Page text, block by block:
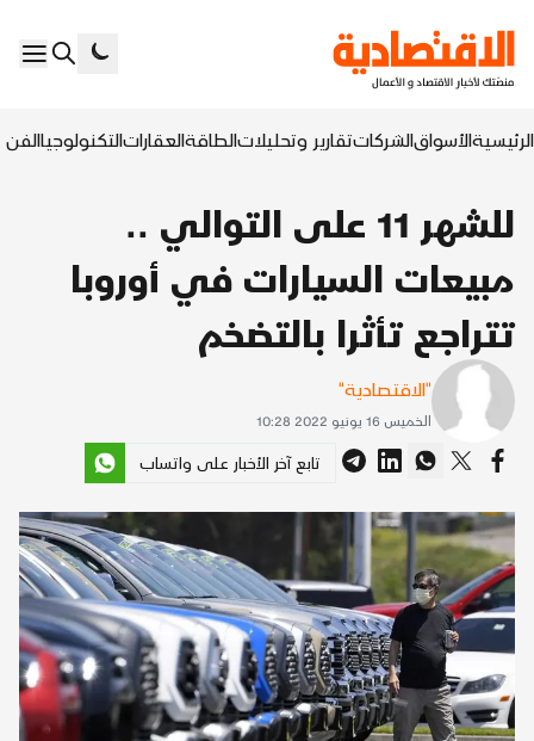
الرئيسيةالأسواقالشركاتتقارير وتحليلاتالطاقةالعقاراتالتكنولوجياالفن
للشهر 11 على التوالي ..
مبيعات السيارات في أوروبا
تتراجع تأثرا بالتضخم
"الاقتصادية"
الخميس 16 يونيو 2022 10:28
تابع آخر الأخبار على واتساب